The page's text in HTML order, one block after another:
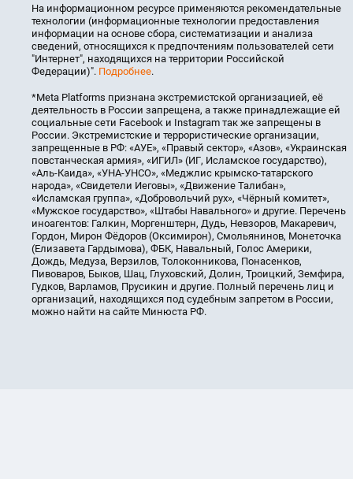
На информационном ресурсе применяются рекомендательные
технологии (информационные технологии предоставления
информации на основе сбора, систематизации и анализа
сведений, относящихся к предпочтениям пользователей сети
"Интернет", находящихся на территории Российской
Федерации)". Подробнее.
*Meta Platforms признана экстремистской организацией, её
деятельность в России запрещена, а также принадлежащие ей
социальные сети Facebook и Instagram так же запрещены в
России. Экстремистские и террористические организации,
запрещенные в РФ: «АУЕ», «Правый сектор», «Азов», «Украинская
повстанческая армия», «ИГИЛ» (ИГ, Исламское государство),
«Аль-Каида», «УНА-УНСО», «Меджлис крымско-татарского
народа», «Свидетели Иеговы», «Движение Талибан»,
«Исламская группа», «Добровольчий рух», «Чёрный комитет»,
«Мужское государство», «Штабы Навального» и другие. Перечень
иноагентов: Галкин, Моргенштерн, Дудь, Невзоров, Макаревич,
Гордон, Мирон Фёдоров (Оксимирон), Смольянинов, Монеточка
(Елизавета Гардымова), ФБК, Навальный, Голос Америки,
Дождь, Медуза, Верзилов, Толоконникова, Понасенков,
Пивоваров, Быков, Шац, Глуховский, Долин, Троицкий, Земфира,
Гудков, Варламов, Прусикин и другие. Полный перечень лиц и
организаций, находящихся под судебным запретом в России,
можно найти на сайте Минюста РФ.